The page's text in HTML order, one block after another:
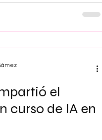
parlamentaria y
el
curso de IA en